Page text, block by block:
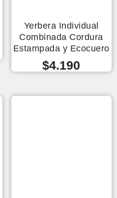
Yerbera Individual
Combinada Cordura
Estampada y Ecocuero
$4.190